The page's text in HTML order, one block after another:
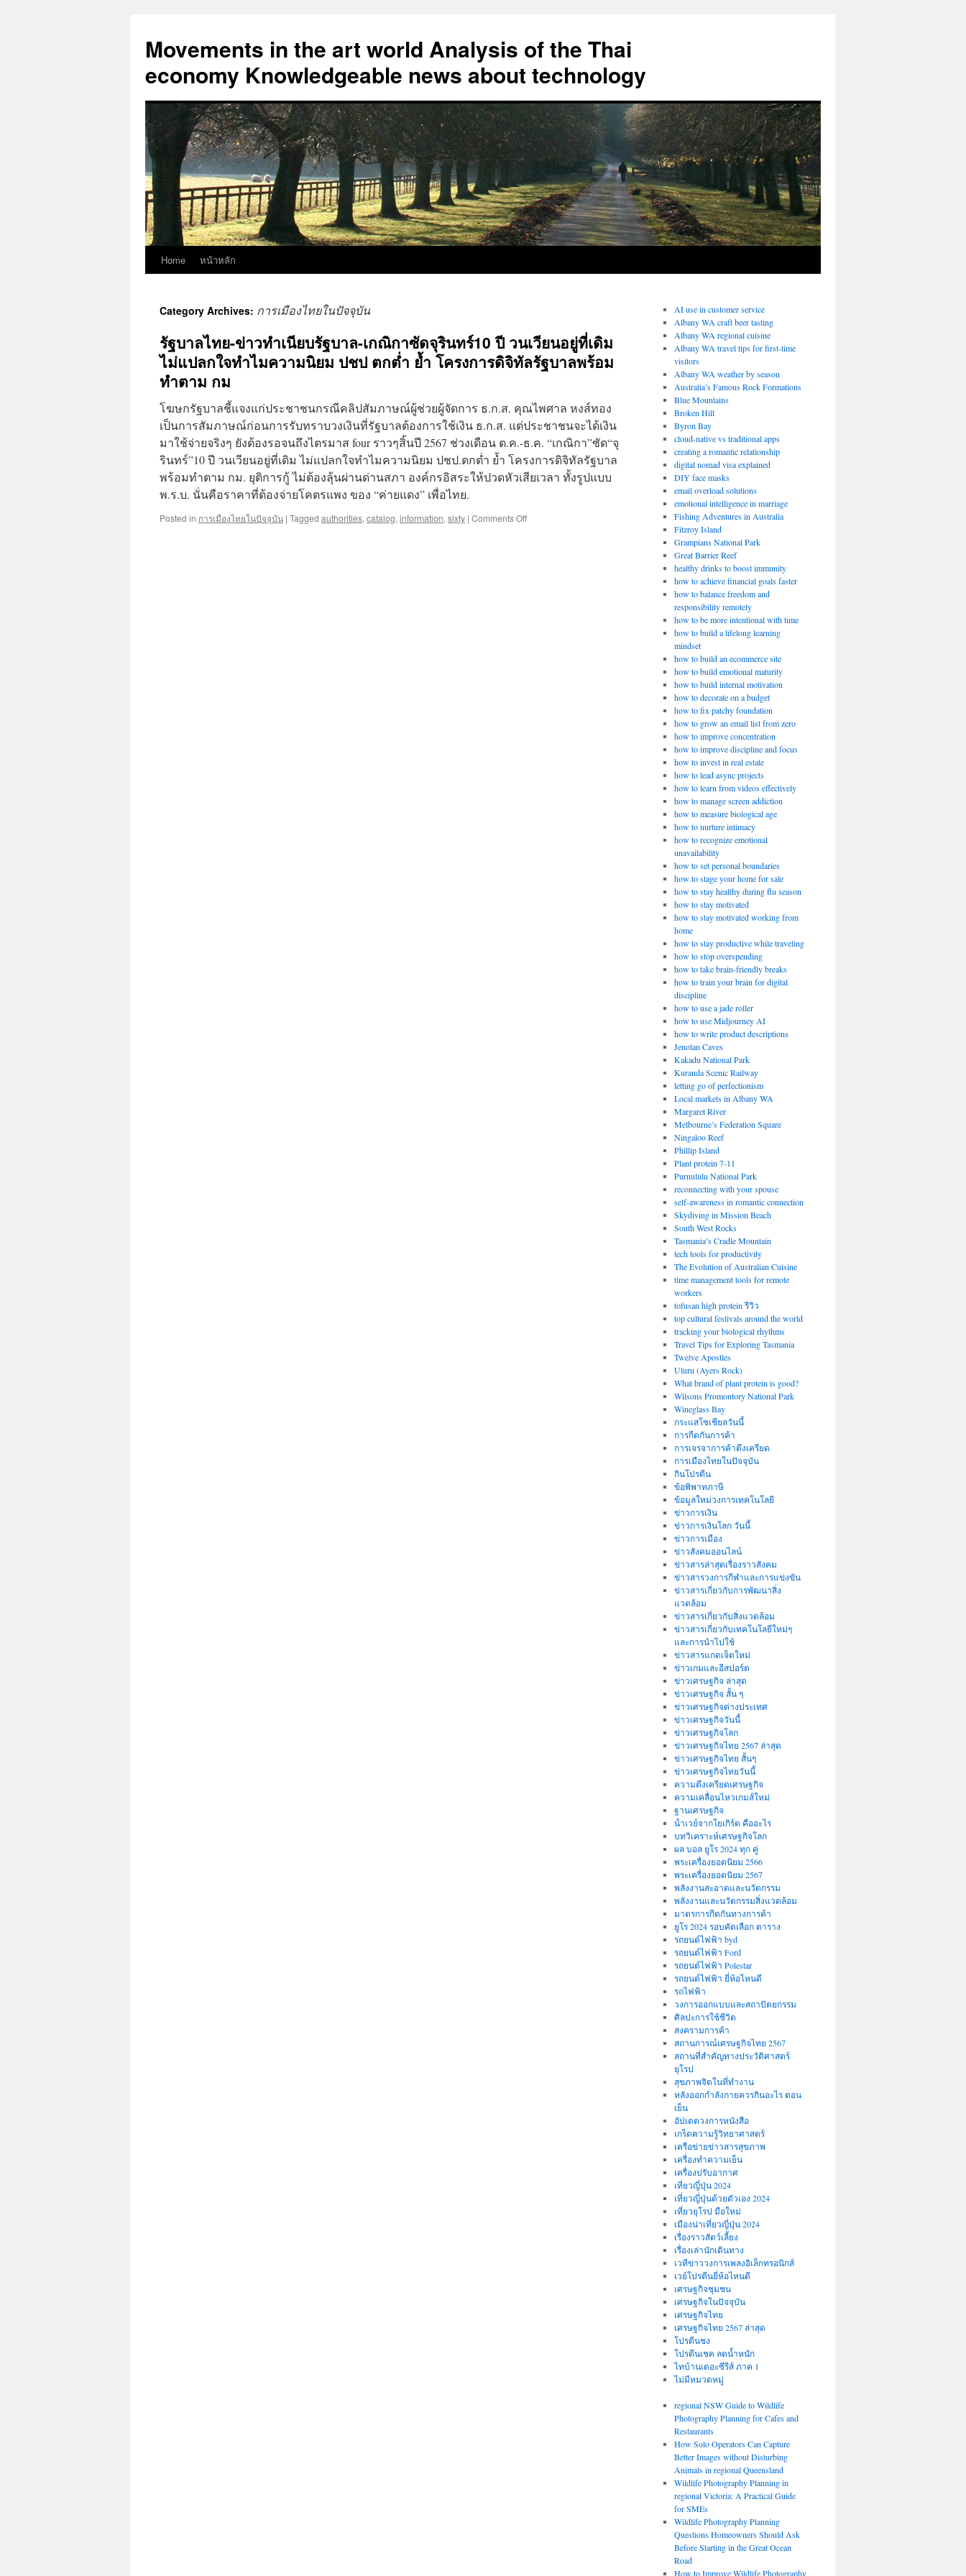
content
Movements in the art world Analysis of the Thai
economy Knowledgeable news about technology
Home หน้าหลัก
Category Archives: การเมืองไทยในปัจจุบัน
รัฐบาลไทย-ข่าวทำเนียบรัฐบาล-เกณิกาซัดจุรินทร์10 ปี วนเวียนอยู่ที่เดิม
ไม่แปลกใจทำไมความนิยม ปชป ตกต่ำ ย้ำ โครงการดิจิทัลรัฐบาลพร้อม
ทำตาม กม
โฆษกรัฐบาลชี้แจงแก่ประชาชนกรณีคลิปสัมภาษณ์ผู้ช่วยผู้จัดการ ธ.ก.ส. คุณไพศาล หงส์ทอง
เป็นการสัมภาษณ์ก่อนการรับทราบวงเงินที่รัฐบาลต้องการใช้เงิน ธ.ก.ส. แต่ประชาชนจะได้เงิน
มาใช้จ่ายจริงๆ ยังต้องรอจนถึงไตรมาส four ราวๆสิ้นปี 2567 ช่วงเดือน ต.ค.-ธ.ค. “เกณิกา”ซัด“จุ
รินทร์”10 ปี วนเวียนอยู่ที่เดิม ไม่แปลกใจทำไมความนิยม ปชป.ตกต่ำ ย้ำ โครงการดิจิทัลรัฐบาล
พร้อมทำตาม กม. ยุติการกู้ ไม่ต้องลุ้นผ่านด่านสภา องค์กรอิสระให้ปวดหัวเสียเวลา ทั้งรูปแบบ
พ.ร.บ. นั่นคือราคาที่ต้องจ่ายโคตรแพง ของ “ค่ายแดง” เพื่อไทย.
Posted in การเมืองไทยในปัจจุบัน | Tagged authorities, catalog, information, sixty | Comments Offon
AI use in customer service
Albany WA craft beer tasting
Albany WA regional cuisine
Albany WA travel tips for first-time
visitors
Albany WA weather by season
Australia’s Famous Rock Formations
Blue Mountains
Broken Hill
Byron Bay
cloud-native vs traditional apps
creating a romantic relationship
digital nomad visa explained
DIY face masks
email overload solutions
emotional intelligence in marriage
Fishing Adventures in Australia
Fitzroy Island
Grampians National Park
Great Barrier Reef
healthy drinks to boost immunity
how to achieve financial goals faster
how to balance freedom and
responsibility remotely
how to be more intentional with time
how to build a lifelong learning
mindset
how to build an ecommerce site
how to build emotional maturity
how to build internal motivation
how to decorate on a budget
how to fix patchy foundation
how to grow an email list from zero
how to improve concentration
how to improve discipline and focus
how to invest in real estate
how to lead async projects
how to learn from videos effectively
how to manage screen addiction
how to measure biological age
how to nurture intimacy
how to recognize emotional
unavailability
how to set personal boundaries
how to stage your home for sale
how to stay healthy during flu season
how to stay motivated
how to stay motivated working from
home
how to stay productive while traveling
how to stop overspending
how to take brain-friendly breaks
how to train your brain for digital
discipline
how to use a jade roller
how to use Midjourney AI
how to write product descriptions
Jenolan Caves
Kakadu National Park
Kuranda Scenic Railway
letting go of perfectionism
Local markets in Albany WA
Margaret River
Melbourne’s Federation Square
Ningaloo Reef
Phillip Island
Plant protein 7-11
Purnululu National Park
reconnecting with your spouse
self-awareness in romantic connection
Skydiving in Mission Beach
South West Rocks
Tasmania’s Cradle Mountain
tech tools for productivity
The Evolution of Australian Cuisine
time management tools for remote
workers
tofusan high protein รีวิว
top cultural festivals around the world
tracking your biological rhythms
Travel Tips for Exploring Tasmania
Twelve Apostles
Uluru (Ayers Rock)
What brand of plant protein is good?
Wilsons Promontory National Park
Wineglass Bay
กระแสโซเชียลวันนี้
การกีดกันการค้า
การเจรจาการค้าตึงเครียด
การเมืองไทยในปัจจุบัน
กินโปรตีน
ข้อพิพาทภาษี
ข้อมูลใหม่วงการเทคโนโลยี
ข่าวการเงิน
ข่าวการเงินโลก วันนี้
ข่าวการเมือง
ข่าวสังคมออนไลน์
ข่าวสารล่าสุดเรื่องราวสังคม
ข่าวสารวงการกีฬาและการแข่งขัน
ข่าวสารเกี่ยวกับการพัฒนาสิ่ง
แวดล้อม
ข่าวสารเกี่ยวกับสิ่งแวดล้อม
ข่าวสารเกี่ยวกับเทคโนโลยีใหม่ๆ
และการนำไปใช้
ข่าวสารแกดเจ็ตใหม่
ข่าวเกมและอีสปอร์ต
ข่าวเศรษฐกิจ ล่าสุด
ข่าวเศรษฐกิจ สั้น ๆ
ข่าวเศรษฐกิจต่างประเทศ
ข่าวเศรษฐกิจวันนี้
ข่าวเศรษฐกิจโลก
ข่าวเศรษฐกิจไทย 2567 ล่าสุด
ข่าวเศรษฐกิจไทย สั้นๆ
ข่าวเศรษฐกิจไทยวันนี้
ความตึงเครียดเศรษฐกิจ
ความเคลื่อนไหวเกมส์ใหม่
ฐานเศรษฐกิจ
น้ําเวย์จากโยเกิร์ต คืออะไร
บทวิเคราะห์เศรษฐกิจโลก
ผล บอล ยูโร 2024 ทุก คู่
พระเครื่องยอดนิยม 2566
พระเครื่องยอดนิยม 2567
พลังงานสะอาดและนวัตกรรม
พลังงานและนวัตกรรมสิ่งแวดล้อม
มาตรการกีดกันทางการค้า
ยูโร 2024 รอบคัดเลือก ตาราง
รถยนต์ไฟฟ้า byd
รถยนต์ไฟฟ้า Ford
รถยนต์ไฟฟ้า Polestar
รถยนต์ไฟฟ้า ยี่ห้อไหนดี
รถไฟฟ้า
วงการออกแบบและสถาปัตยกรรม
ศิลปะการใช้ชีวิต
สงครามการค้า
สถานการณ์เศรษฐกิจไทย 2567
สถานที่สําคัญทางประวัติศาสตร์
ยุโรป
สุขภาพจิตในที่ทำงาน
หลังออกกําลังกายควรกินอะไร ตอน
เย็น
อัปเดตวงการหนังสือ
เกร็ดความรู้วิทยาศาสตร์
เครือข่ายข่าวสารสุขภาพ
เครื่องทำความเย็น
เครื่องปรับอากาศ
เที่ยวญี่ปุ่น 2024
เที่ยวญี่ปุ่นด้วยตัวเอง 2024
เที่ยวยุโรป มือใหม่
เมืองน่าเที่ยวญี่ปุ่น 2024
เรื่องราวสัตว์เลี้ยง
เรื่องเล่านักเดินทาง
เวทีข่าววงการเพลงอิเล็กทรอนิกส์
เวย์โปรตีนยี่ห้อไหนดี
เศรษฐกิจชุมชน
เศรษฐกิจในปัจจุบัน
เศรษฐกิจไทย
เศรษฐกิจไทย 2567 ล่าสุด
โปรตีนชง
โปรตีนเชค ลดน้ำหนัก
ไทบ้านเดอะซีรีส์ ภาค 1
ไม่มีหมวดหมู่
regional NSW Guide to Wildlife
Photography Planning for Cafes and
Restaurants
How Solo Operators Can Capture
Better Images without Disturbing
Animals in regional Queensland
Wildlife Photography Planning in
regional Victoria: A Practical Guide
for SMEs
Wildlife Photography Planning
Questions Homeowners Should Ask
Before Starting in the Great Ocean
Road
How to Improve Wildlife Photography